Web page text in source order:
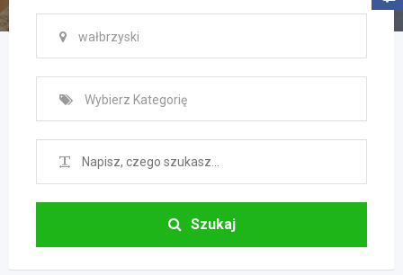
wałbrzyski
Wybierz Kategorię
Szukaj